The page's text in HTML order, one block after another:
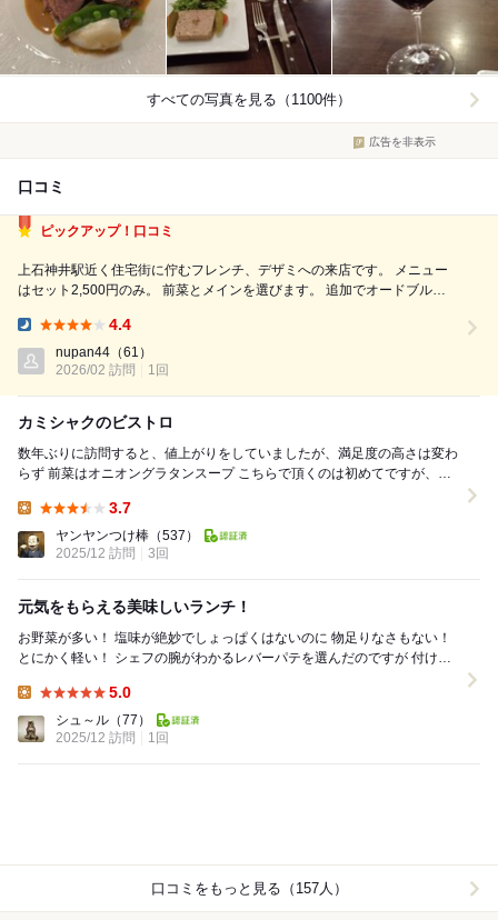
すべての写真を見る（1100件）
広告を非表示
口コミ
ピックアップ！口コミ
上石神井駅近く住宅街に佇むフレンチ、デザミへの来店です。 メニュー
はセット2,500円のみ。 前菜とメインを選びます。 追加でオードブルの
前菜: 豚肉とレバーの田舎風パテ スペイン産生ハム ハモンセラーノ メ
イ...
4.4
nupan44 （61）
2026/02 訪問
1回
カミシャクのビストロ
数年ぶりに訪問すると、値上がりをしていましたが、満足度の高さは変わ
らず 前菜はオニオングラタンスープ こちらで頂くのは初めてですが、
3.7
ヤンヤンつけ棒 （537）
2025/12 訪問
3回
元気をもらえる美味しいランチ！
お野菜が多い！ 塩味が絶妙でしょっぱくはないのに 物足りなさもない！
とにかく軽い！ シェフの腕がわかるレバーパテを選んだのですが 付け合
5.0
シュ～ル （77）
2025/12 訪問
1回
口コミをもっと見る（157人）